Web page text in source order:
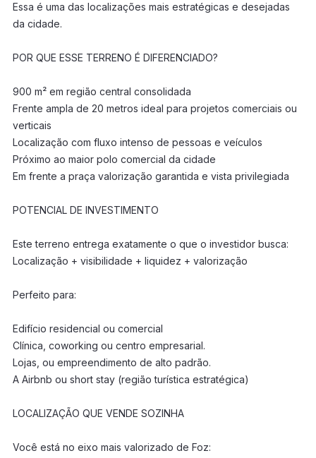
Essa é uma das localizações mais estratégicas e desejadas
da cidade.
POR QUE ESSE TERRENO É DIFERENCIADO?
900 m² em região central consolidada
Frente ampla de 20 metros ideal para projetos comerciais ou
verticais
Localização com fluxo intenso de pessoas e veículos
Próximo ao maior polo comercial da cidade
Em frente a praça valorização garantida e vista privilegiada
POTENCIAL DE INVESTIMENTO
Este terreno entrega exatamente o que o investidor busca:
Localização + visibilidade + liquidez + valorização
Perfeito para:
Edifício residencial ou comercial
Clínica, coworking ou centro empresarial.
Lojas, ou empreendimento de alto padrão.
A Airbnb ou short stay (região turística estratégica)
LOCALIZAÇÃO QUE VENDE SOZINHA
Você está no eixo mais valorizado de Foz: